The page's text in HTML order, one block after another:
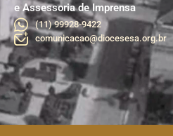
e Assessoria de Imprensa
(11) 99928-9422
comunicacao@diocesesa.org.br